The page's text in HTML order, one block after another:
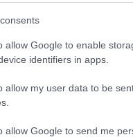
allow Google to enable
identifiers in apps.
allow my user data to be
allow Google to send me